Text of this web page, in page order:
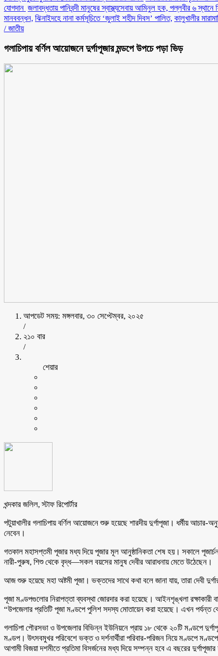
যোগদান ‎ জলাবদ্ধতায় পানিবন্দী মানুষের স্বাস্থ্যসেবায় আমিনুল হক, পল্লবীর ৬
মানববন্ধন, ঝিনাইদহে নানা কর্মসূচিতে ‘জুলাই শহীদ দিবস’ পালিত, কালুখালীর
/ জাতীয়
গলাচিপায় বর্ণিল আয়োজনে দুর্গাপূজার মন্ডপে উপচে পড়া ভিড়
আপডেট সময়: মঙ্গলবার, ৩০ সেপ্টেম্বর, ২০২৫
/
২১০ বার
/
শেয়ার
খন্দকার জলিল, স্টাফ রিপোর্টার
পটুয়াখালীর গলাচিপায় বর্ণিল আয়োজনে শুরু হয়েছে শারদীয় দুর্গাপূজা। ধর্মীয়
নেবেন।
গতকাল মহাসপ্তমী পূজার মধ্য দিয়ে পূজার মূল আনুষ্ঠানিকতা শেষ হয়। সকালে
নারী-পুরুষ, শিশু থেকে বৃদ্ধ—সকল বয়সের মানুষ দেবীর আরাধনায় মেতে উঠেছেন।
আজ শুরু হয়েছে মহা অষ্টমী পূজা। ভক্তদের সাথে কথা বলে জানা যায়, তারা দেবী
পূজা মণ্ডপগুলোর নিরাপত্তা ব্যবস্থা জোরদার করা হয়েছে। আইনশৃঙ্খলা রক্ষাকারী
“উপজেলার প্রতিটি পূজা মণ্ডপে পুলিশ সদস্য মোতায়েন করা হয়েছে। এখন
গলাচিপা পৌরসভা ও উপজেলার বিভিন্ন ইউনিয়নে প্রায় ১৮ থেকে ২০টি মণ্ডপে
মণ্ডপ। উৎসবমুখর পরিবেশে ভক্ত ও দর্শনার্থীরা পরিবার-পরিজন নিয়ে মণ্ডপে
আগামী বিজয়া দশমীতে প্রতিমা বিসর্জনের মধ্য দিয়ে সম্পন্ন হবে এ বছরের